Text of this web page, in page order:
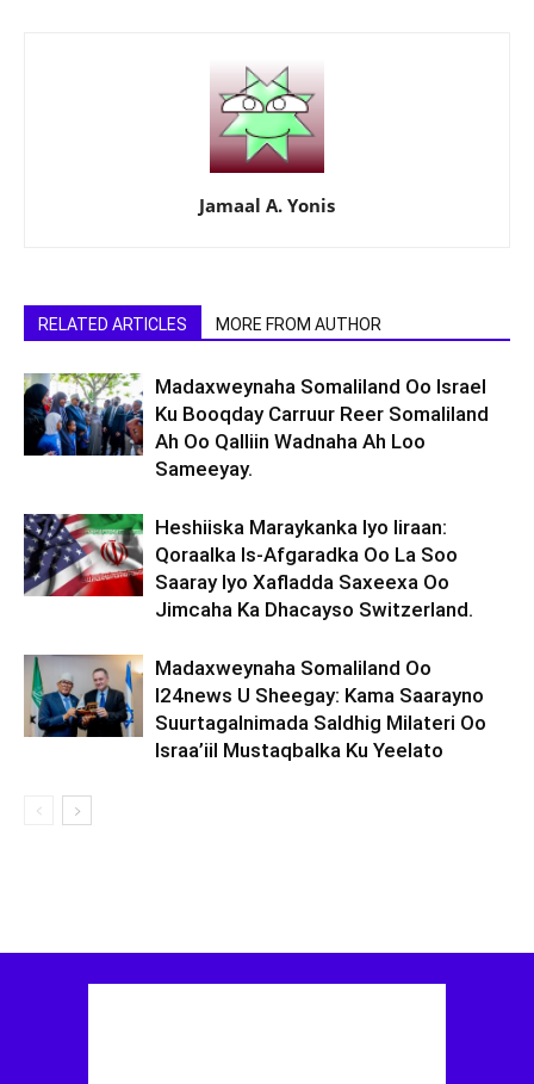
Jamaal A. Yonis
RELATED ARTICLES MORE FROM AUTHOR
Madaxweynaha Somaliland Oo Israel
Ku Booqday Carruur Reer Somaliland
Ah Oo Qalliin Wadnaha Ah Loo
Sameeyay.
Heshiiska Maraykanka Iyo Iiraan:
Qoraalka Is-Afgaradka Oo La Soo
Saaray Iyo Xafladda Saxeexa Oo
Jimcaha Ka Dhacayso Switzerland.
Madaxweynaha Somaliland Oo
I24news U Sheegay: Kama Saarayno
Suurtagalnimada Saldhig Milateri Oo
Israa’iil Mustaqbalka Ku Yeelato